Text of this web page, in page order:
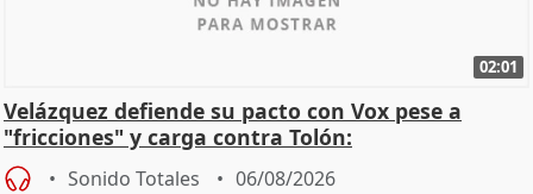
02:01
Velázquez defiende su pacto con Vox pese a
"fricciones" y carga contra Tolón:
Sonido Totales 06/08/2026